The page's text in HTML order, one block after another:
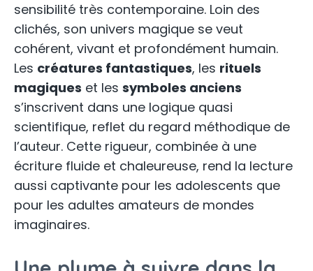
sensibilité très contemporaine. Loin des
clichés, son univers magique se veut
cohérent, vivant et profondément humain.
Les créatures fantastiques, les rituels
magiques et les symboles anciens
s’inscrivent dans une logique quasi
scientifique, reflet du regard méthodique de
l’auteur. Cette rigueur, combinée à une
écriture fluide et chaleureuse, rend la lecture
aussi captivante pour les adolescents que
pour les adultes amateurs de mondes
imaginaires.